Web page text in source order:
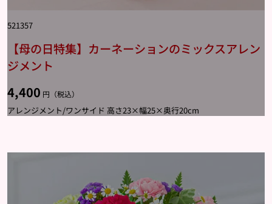
521357
【母の日特集】カーネーションのミックスアレン
ジメント
4,400 円（税込）
アレンジメント/ワンサイド 高さ23×幅25×奥行20cm